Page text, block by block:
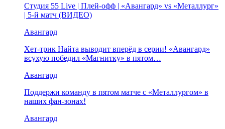
Студия 55 Live | Плей-офф | «Авангард» vs «Металлург»
| 5-й матч (ВИДЕО)
Авангард
Хет-трик Найта выводит вперёд в серии! «Авангард»
всухую победил «Магнитку» в пятом…
Авангард
Поддержи команду в пятом матче с «Металлургом» в
наших фан-зонах!
Авангард